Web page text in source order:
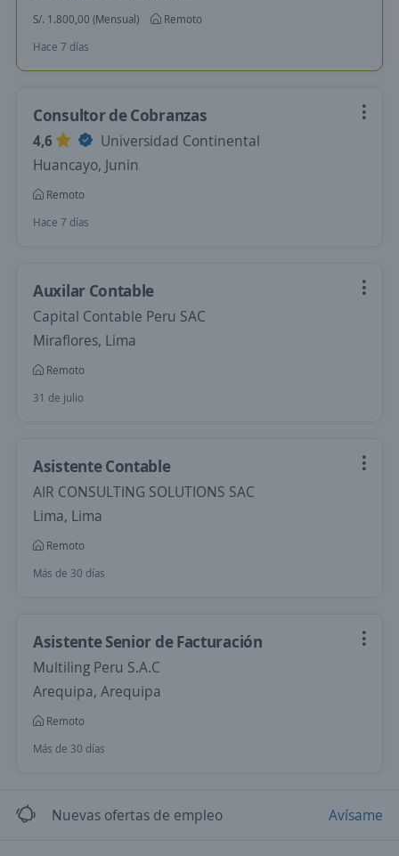
S/. 1.800,00 (Mensual)
Remoto
Hace 7 días
Consultor de Cobranzas
4,6
Universidad Continental
Huancayo, Junin
Remoto
Hace 7 días
Auxilar Contable
Capital Contable Peru SAC
Miraflores, Lima
Remoto
31 de julio
Asistente Contable
AIR CONSULTING SOLUTIONS SAC
Lima, Lima
Remoto
Más de 30 días
Asistente Senior de Facturación
Multiling Peru S.A.C
Arequipa, Arequipa
Remoto
Más de 30 días
Nuevas ofertas de empleo Avísame